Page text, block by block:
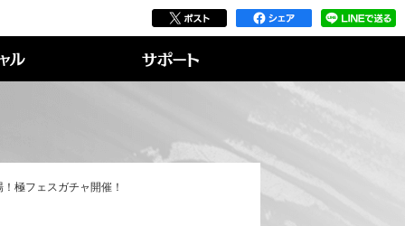
極フェスガチャ開催！